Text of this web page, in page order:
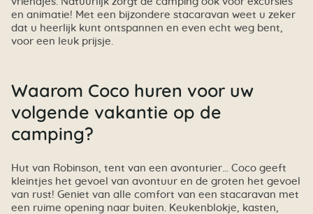
en animatie! Met een bijzondere stacaravan weet u zeker
dat u heerlijk kunt ontspannen en even echt weg bent,
voor een leuk prijsje.
Waarom Coco huren voor uw
volgende vakantie op de
camping?
Hut van Robinson, tent van een avonturier… Coco geeft
kleintjes het gevoel van avontuur en de groten het gevoel
van rust! Geniet van alle comfort van een stacaravan met
een ruime opening naar buiten. Keukenblokje, kasten,